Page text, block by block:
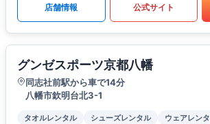
店舗情報 公式サイト
グンゼスポーツ京都八幡
同志社前駅から車で14分
八幡市欽明台北3-1
タオルレンタル シューズレンタル
ウェアレン